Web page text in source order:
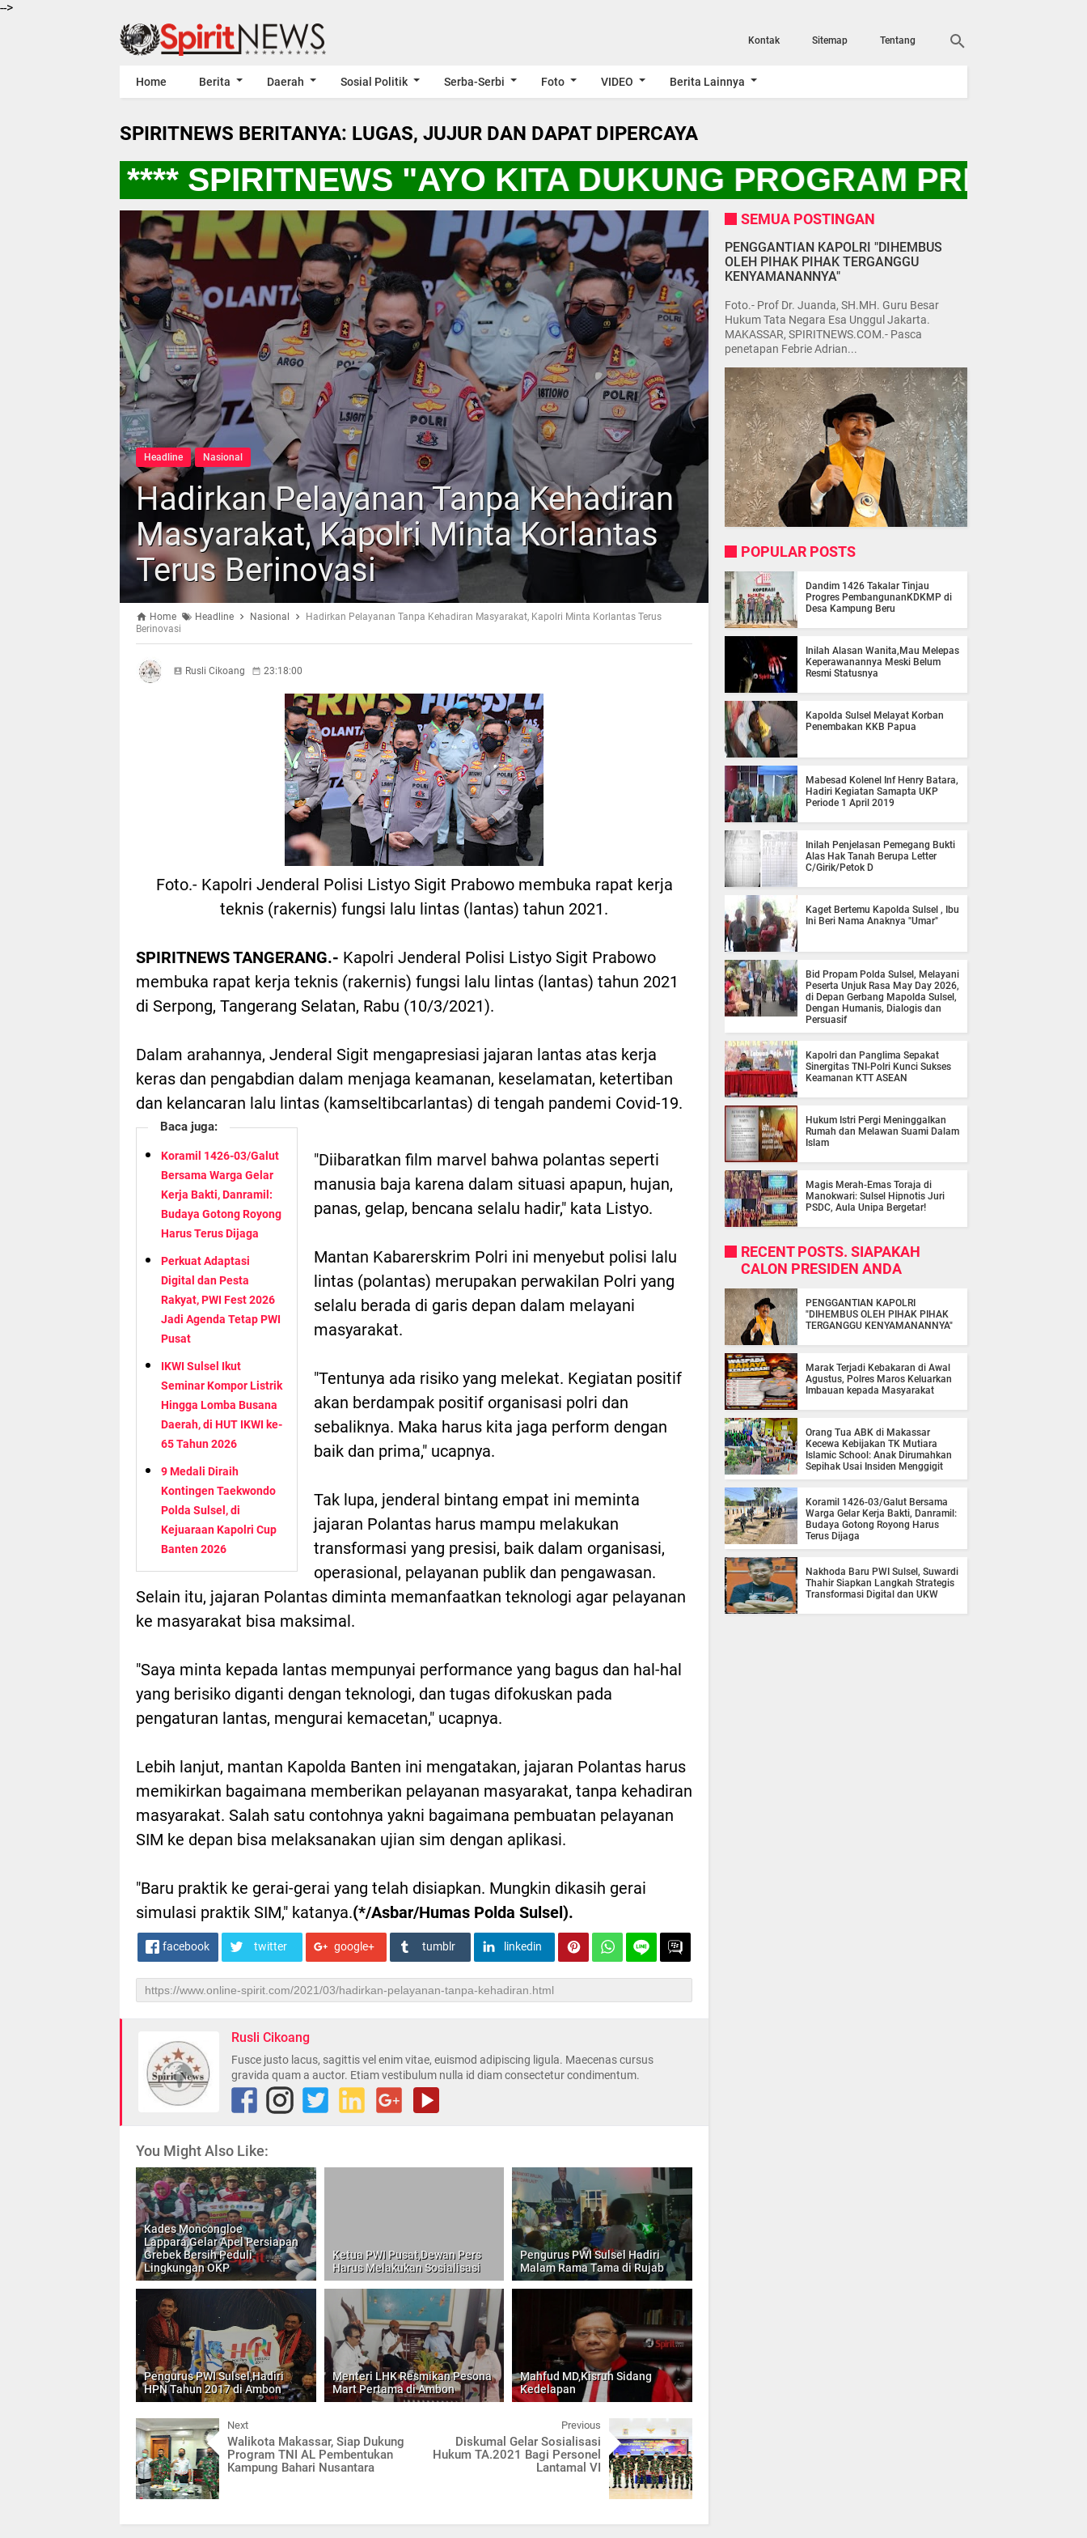
-->
Kontak Sitemap Tentang
Home Berita Daerah Sosial Politik Serba-Serbi Foto VIDEO Berita Lainnya
SPIRITNEWS BERITANYA: LUGAS, JUJUR DAN DAPAT DIPERCAYA
**** SPIRITNEWS "AYO KITA DUKUNG PROGRAM PRESIDEN
Headline Nasional
Hadirkan Pelayanan Tanpa Kehadiran
Masyarakat, Kapolri Minta Korlantas
Terus Berinovasi
Home Headline Nasional
Hadirkan Pelayanan Tanpa Kehadiran Masyarakat, Kapolri Minta Korlantas Terus
Berinovasi
Rusli Cikoang 23:18:00
Foto.- Kapolri Jenderal Polisi Listyo Sigit Prabowo membuka rapat kerja
teknis (rakernis) fungsi lalu lintas (lantas) tahun 2021.
SPIRITNEWS TANGERANG.- Kapolri Jenderal Polisi Listyo Sigit Prabowo
membuka rapat kerja teknis (rakernis) fungsi lalu lintas (lantas) tahun 2021
di Serpong, Tangerang Selatan, Rabu (10/3/2021).
Dalam arahannya, Jenderal Sigit mengapresiasi jajaran lantas atas kerja
keras dan pengabdian dalam menjaga keamanan, keselamatan, ketertiban
dan kelancaran lalu lintas (kamseltibcarlantas) di tengah pandemi Covid-19.
Baca juga:
Koramil 1426-03/Galut
Bersama Warga Gelar
Kerja Bakti, Danramil:
Budaya Gotong Royong
Harus Terus Dijaga
Perkuat Adaptasi
Digital dan Pesta
Rakyat, PWI Fest 2026
Jadi Agenda Tetap PWI
Pusat
IKWI Sulsel Ikut
Seminar Kompor Listrik
Hingga Lomba Busana
Daerah, di HUT IKWI ke-
65 Tahun 2026
9 Medali Diraih
Kontingen Taekwondo
Polda Sulsel, di
Kejuaraan Kapolri Cup
Banten 2026
"Diibaratkan film marvel bahwa polantas seperti
manusia baja karena dalam situasi apapun, hujan,
panas, gelap, bencana selalu hadir," kata Listyo.
Mantan Kabarerskrim Polri ini menyebut polisi lalu
lintas (polantas) merupakan perwakilan Polri yang
selalu berada di garis depan dalam melayani
masyarakat.
"Tentunya ada risiko yang melekat. Kegiatan positif
akan berdampak positif organisasi polri dan
sebaliknya. Maka harus kita jaga perform dengan
baik dan prima," ucapnya.
Tak lupa, jenderal bintang empat ini meminta
jajaran Polantas harus mampu melakukan
transformasi yang presisi, baik dalam organisasi,
operasional, pelayanan publik dan pengawasan.
Selain itu, jajaran Polantas diminta memanfaatkan teknologi agar pelayanan
ke masyarakat bisa maksimal.
"Saya minta kepada lantas mempunyai performance yang bagus dan hal-hal
yang berisiko diganti dengan teknologi, dan tugas difokuskan pada
pengaturan lantas, mengurai kemacetan," ucapnya.
Lebih lanjut, mantan Kapolda Banten ini mengatakan, jajaran Polantas harus
memikirkan bagaimana memberikan pelayanan masyarakat, tanpa kehadiran
masyarakat. Salah satu contohnya yakni bagaimana pembuatan pelayanan
SIM ke depan bisa melaksanakan ujian sim dengan aplikasi.
"Baru praktik ke gerai-gerai yang telah disiapkan. Mungkin dikasih gerai
simulasi praktik SIM," katanya.(*/Asbar/Humas Polda Sulsel).
facebook twitter google+ tumblr linkedin
Rusli Cikoang
Fusce justo lacus, sagittis vel enim vitae, euismod adipiscing ligula. Maecenas cursus
gravida quam a auctor. Etiam vestibulum nulla id diam consectetur condimentum.
You Might Also Like:
Kades Moncongloe
Lappara,Gelar Apel Persiapan
Grebek Bersih Peduli
Lingkungan OKP
Ketua PWI Pusat,Dewan Pers
Harus Melakukan Sosialisasi
Pengurus PWI Sulsel Hadiri
Malam Rama Tama di Rujab
Pengurus PWI Sulsel,Hadiri
HPN Tahun 2017 di Ambon
Menteri LHK Resmikan Pesona
Mart Pertama di Ambon
Mahfud MD,Kisruh Sidang
Kedelapan
Next
Walikota Makassar, Siap Dukung
Program TNI AL Pembentukan
Kampung Bahari Nusantara
Previous
Diskumal Gelar Sosialisasi
Hukum TA.2021 Bagi Personel
Lantamal VI
SEMUA POSTINGAN
PENGGANTIAN KAPOLRI "DIHEMBUS
OLEH PIHAK PIHAK TERGANGGU
KENYAMANANNYA"
Foto.- Prof Dr. Juanda, SH.MH. Guru Besar
Hukum Tata Negara Esa Unggul Jakarta.
MAKASSAR, SPIRITNEWS.COM.- Pasca
penetapan Febrie Adrian...
POPULAR POSTS
Dandim 1426 Takalar Tinjau
Progres PembangunanKDKMP di
Desa Kampung Beru
Inilah Alasan Wanita,Mau Melepas
Keperawanannya Meski Belum
Resmi Statusnya
Kapolda Sulsel Melayat Korban
Penembakan KKB Papua
Mabesad Kolenel Inf Henry Batara,
Hadiri Kegiatan Samapta UKP
Periode 1 April 2019
Inilah Penjelasan Pemegang Bukti
Alas Hak Tanah Berupa Letter
C/Girik/Petok D
Kaget Bertemu Kapolda Sulsel , Ibu
Ini Beri Nama Anaknya "Umar"
Bid Propam Polda Sulsel, Melayani
Peserta Unjuk Rasa May Day 2026,
di Depan Gerbang Mapolda Sulsel,
Dengan Humanis, Dialogis dan
Persuasif
Kapolri dan Panglima Sepakat
Sinergitas TNI-Polri Kunci Sukses
Keamanan KTT ASEAN
Hukum Istri Pergi Meninggalkan
Rumah dan Melawan Suami Dalam
Islam
Magis Merah-Emas Toraja di
Manokwari: Sulsel Hipnotis Juri
PSDC, Aula Unipa Bergetar!
RECENT POSTS. SIAPAKAH
CALON PRESIDEN ANDA
PENGGANTIAN KAPOLRI
"DIHEMBUS OLEH PIHAK PIHAK
TERGANGGU KENYAMANANNYA"
Marak Terjadi Kebakaran di Awal
Agustus, Polres Maros Keluarkan
Imbauan kepada Masyarakat
Orang Tua ABK di Makassar
Kecewa Kebijakan TK Mutiara
Islamic School: Anak Dirumahkan
Sepihak Usai Insiden Menggigit
Koramil 1426-03/Galut Bersama
Warga Gelar Kerja Bakti, Danramil:
Budaya Gotong Royong Harus
Terus Dijaga
Nakhoda Baru PWI Sulsel, Suwardi
Thahir Siapkan Langkah Strategis
Transformasi Digital dan UKW